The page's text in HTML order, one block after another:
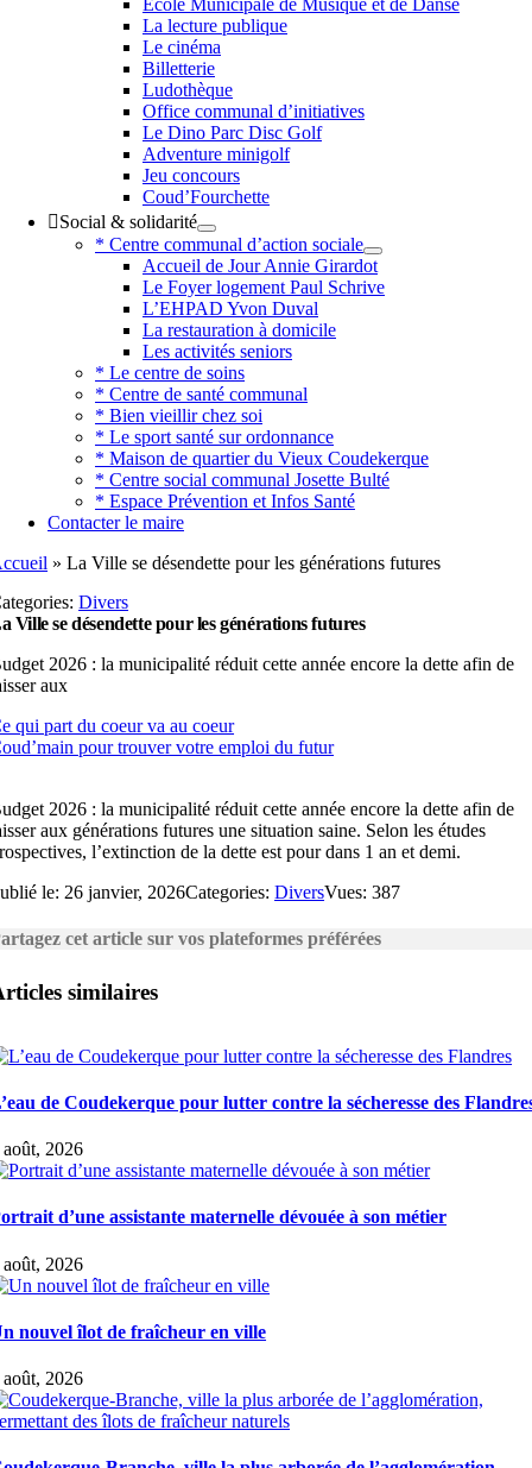
Ecole Municipale de Musique et de Danse
La lecture publique
Le cinéma
Billetterie
Ludothèque
Office communal d’initiatives
Le Dino Parc Disc Golf
Adventure minigolf
Jeu concours
Coud’Fourchette
Social & solidarité
* Centre communal d’action sociale
Accueil de Jour Annie Girardot
Le Foyer logement Paul Schrive
L’EHPAD Yvon Duval
La restauration à domicile
Les activités seniors
* Le centre de soins
* Centre de santé communal
* Bien vieillir chez soi
* Le sport santé sur ordonnance
* Maison de quartier du Vieux Coudekerque
* Centre social communal Josette Bulté
* Espace Prévention et Infos Santé
Contacter le maire
»La Ville se désendette pour les générations futures
Divers
Ville se désendette pour les générations futures
2026 : la municipalité réduit cette année encore la dette afin de
aux
qui part du coeur va au coeur
pour trouver votre emploi du futur
2026 : la municipalité réduit cette année encore la dette afin de
aux générations futures une situation saine. Selon les études
l’extinction de la dette est pour dans 1 an et demi.
le: 26 janvier, 2026Categories:DiversVues: 387
cet article sur vos plateformes préférées
similaires
de Coudekerque pour lutter contre la sécheresse des
août, 2026
d’une assistante maternelle dévouée à son métier
août, 2026
nouvel îlot de fraîcheur en ville
août, 2026